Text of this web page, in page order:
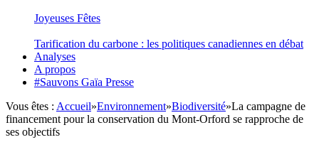
Joyeuses Fêtes
Tarification du carbone : les politiques canadiennes en débat
Analyses
A propos
#Sauvons Gaïa Presse
Vous êtes : Accueil»Environnement»Biodiversité»La campagne de
financement pour la conservation du Mont-Orford se rapproche de
ses objectifs